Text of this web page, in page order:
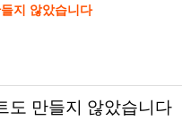
지 않았습니다
도 만들지 않았습니다